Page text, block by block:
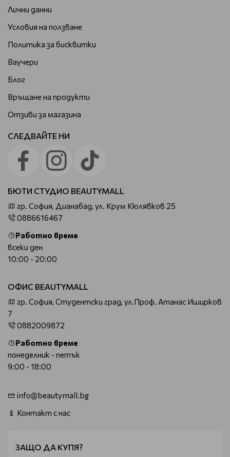
Лични данни
Условия на ползване
Политика за бисквитки
Ваучери
Блог
Връщане на продукти
Отзиви за магазина
СЛЕДВАЙТЕ НИ
БЮТИ СТУДИО BEAUTYMALL
гр. София, Дианабад, ул. Крум Кюлявков 25
0886616467
Работно време
всеки ден
10:00 - 20:00
ОФИС BEAUTYMALL
гр. София, Студентски град, ул.Проф. Атанас Иширков
7
0882009872
Работно време
понеделник - петък
9:00 - 18:00
info@beautymall.bg
Контакт с нас
ЗАЩО ДА КУПЯ?